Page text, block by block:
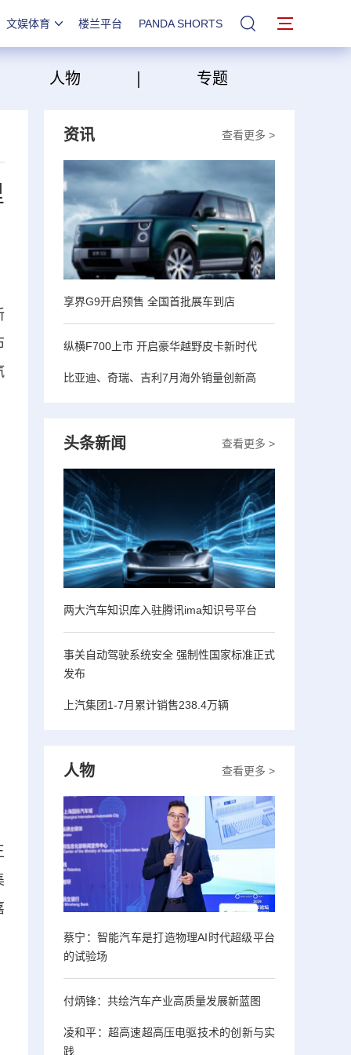
文娱体育 楼兰平台 PANDA SHORTS 站内搜索
人物 | 专题
查看更多 >
资讯
享界G9开启预售 全国首批展车到店
纵横F700上市 开启豪华越野皮卡新时代
比亚迪、奇瑞、吉利7月海外销量创新高
查看更多 >
头条新闻
两大汽车知识库入驻腾讯ima知识号平台
事关自动驾驶系统安全 强制性国家标准正式
发布
上汽集团1-7月累计销售238.4万辆
查看更多 >
人物
蔡宁：智能汽车是打造物理AI时代超级平台
的试验场
付炳锋：共绘汽车产业高质量发展新蓝图
凌和平：超高速超高压电驱技术的创新与实
践